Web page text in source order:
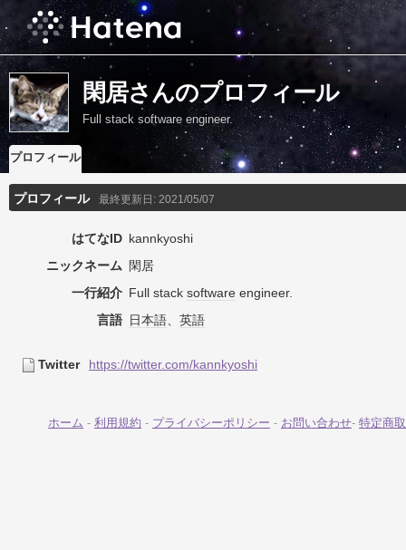
閑居さんのプロフィール
Full stack software engineer.
プロフィール
プロフィール 最終更新日: 2021/05/07
はてなID kannkyoshi
ニックネーム 閑居
一行紹介 Full stack software engineer.
言語 日本語、 英語
Twitter https://twitter.com/kannkyoshi
ホーム - 利用規約 - プライバシーポリシー - お問い合わせ- 特定商